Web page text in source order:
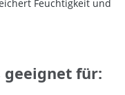
Feuchtigkeit und
geeignet für: